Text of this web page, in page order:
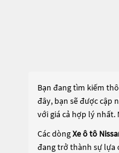
Bạn đang tìm kiếm
đây, bạn sẽ được cập
với giá cả hợp lý nhất.
Các dòngXe ô tô
đang trở thành sự lựa